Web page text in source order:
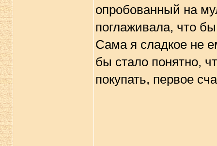
опробованный на
поглаживала, что
Сама я сладкое не
бы стало понятно,
покупать, первое